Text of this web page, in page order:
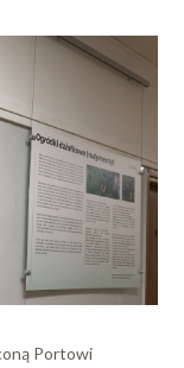
Portowi